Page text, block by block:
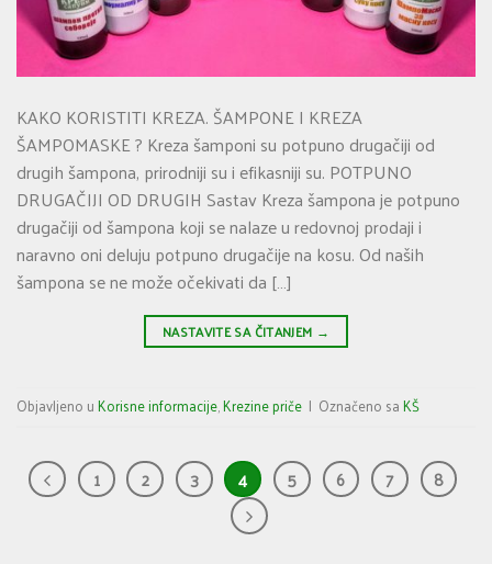
KAKO KORISTITI KREZA. ŠAMPONE I KREZA
ŠAMPOMASKE ? Kreza šamponi su potpuno drugačiji od
drugih šampona, prirodniji su i efikasniji su. POTPUNO
DRUGAČIJI OD DRUGIH Sastav Kreza šampona je potpuno
drugačiji od šampona koji se nalaze u redovnoj prodaji i
naravno oni deluju potpuno drugačije na kosu. Od naših
šampona se ne može očekivati da […]
NASTAVITE SA ČITANJEM →
Objavljeno uKorisne informacije,Krezine priče | Označeno saKŠ
1 2 3 4 5 6 7 8